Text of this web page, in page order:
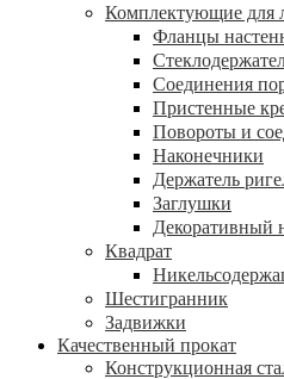
Комплектующие для
Фланцы
Соединения
Пристенные
Повороты и
Наконечники
Держатель
Заглушки
Декоративный
Квадрат
Шестигранник
Задвижки
Качественный прокат
Конструкционная